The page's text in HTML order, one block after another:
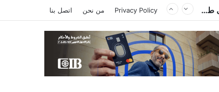
Privacy Policy من نحن اتصل بنا